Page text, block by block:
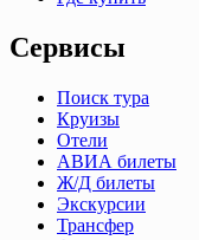
Сервисы
Поиск тура
Круизы
Отели
АВИА билеты
Ж/Д билеты
Экскурсии
Трансфер